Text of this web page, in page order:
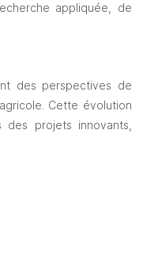
appliquée, de
des perspectives de
Cette évolution
des projets innovants,